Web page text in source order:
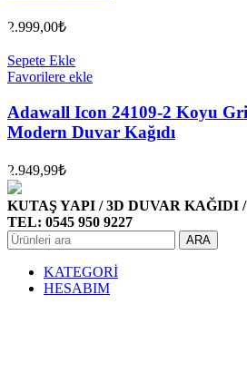
2.999,00₺
Sepete Ekle
Favorilere ekle
Adawall Icon 24109-2 Koyu
Modern Duvar Kağıdı
2.949,99₺
KUTAŞ YAPI / 3D DUVAR KAĞIDI
TEL: 0545 950 9227
ARA
KATEGORİ
HESABIM